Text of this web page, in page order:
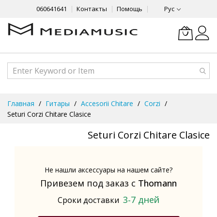
060641641 Контакты Помощь Рус
Content
Главная Гитары Accesorii Chitare
Corzi
Seturi Corzi Chitare Clasice
Seturi Corzi Chitare Clasice
Не нашли аксессуары на нашем сайте?
Привезем под заказ с Thomann
Сроки доставки 3-7 дней